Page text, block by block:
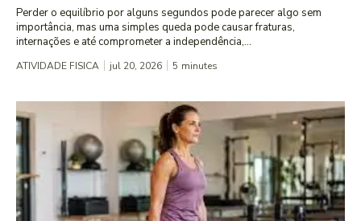
Perder o equilíbrio por alguns segundos pode parecer algo sem
importância, mas uma simples queda pode causar fraturas,
internações e até comprometer a independência,...
ATIVIDADE FISICA jul 20, 2026 5 minutes